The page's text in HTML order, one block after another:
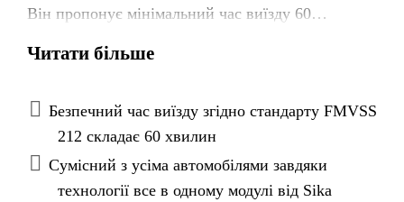
Він пропонує мінімальний час виїзду 60
SikaTack® DRIVE (60 min) був протестований
манекенів для краш-тесту, які відповідають 95%
водіїв та пасажирів.
Читати більше
Безпечний час виїзду згідно стандарту FMVSS
212 складає 60 хвилин
Сумісний з усіма автомобілями завдяки
технології все в одному модулі від Sika